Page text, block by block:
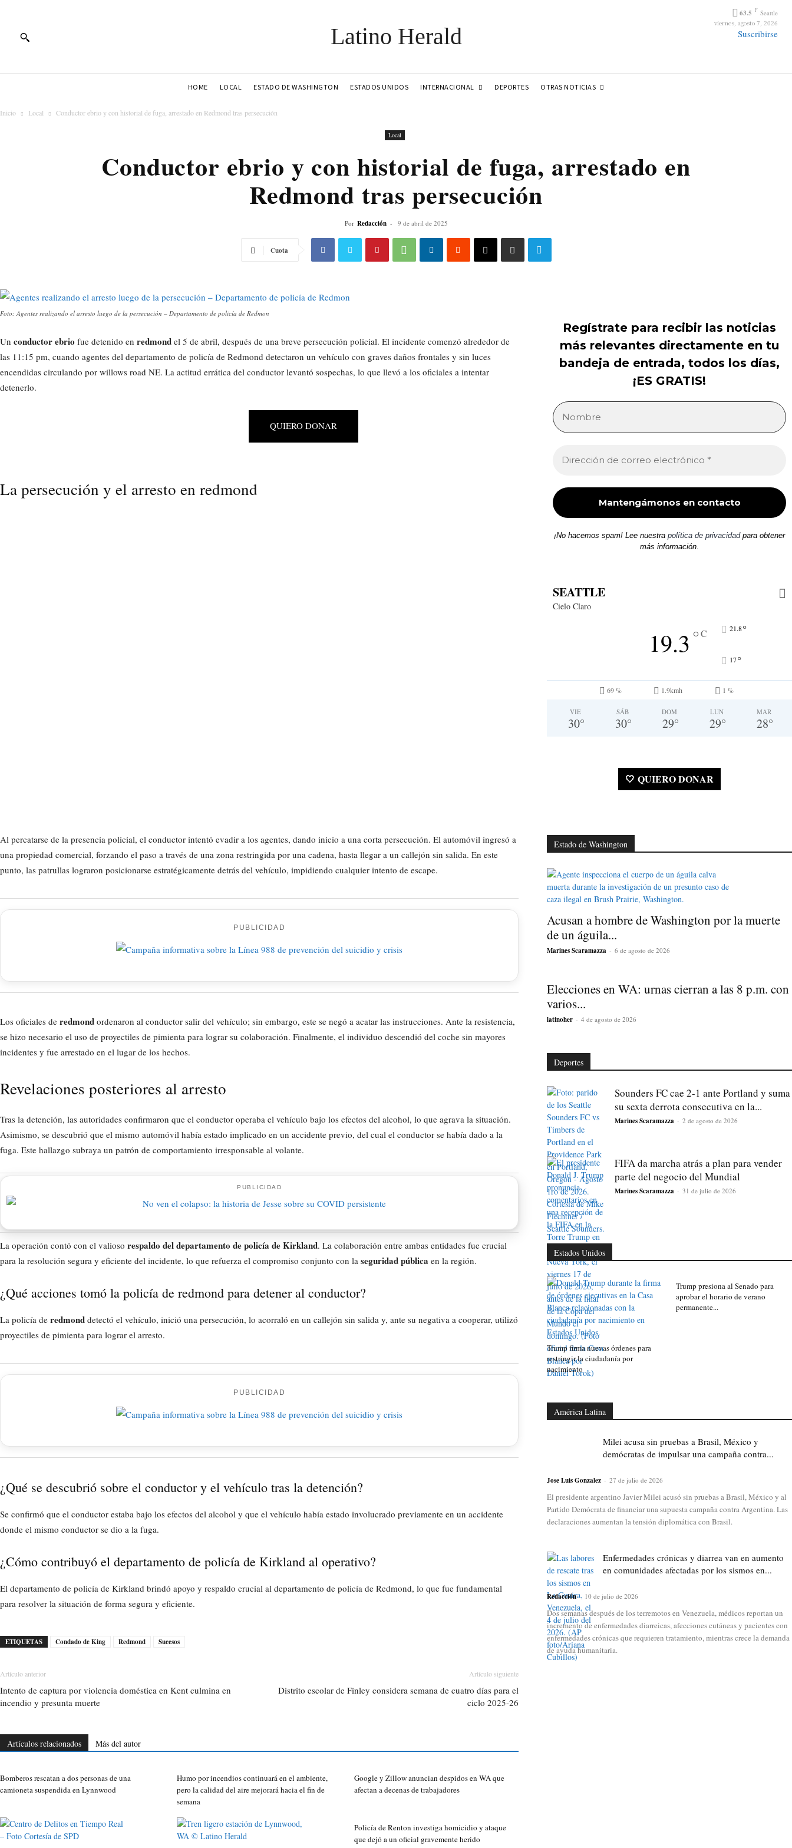
Latino Herald
63.5 F Seattle
viernes, agosto 7, 2026
Suscribirse
HOME LOCAL ESTADO DE WASHINGTON ESTADOS UNIDOS INTERNACIONAL DEPORTES OTRAS NOTICIAS
Inicio Local Conductor ebrio y con historial de fuga, arrestado en Redmond tras persecución
Local
Conductor ebrio y con historial de fuga, arrestado en
Redmond tras persecución
Por Redacción - 9 de abril de 2025
Cuota
Foto: Agentes realizando el arresto luego de la persecución – Departamento de policía de Redmon
Un conductor ebrio fue detenido en redmond el 5 de abril, después de una breve persecución policial. El incidente comenzó alrededor de
las 11:15 pm, cuando agentes del departamento de policía de Redmond detectaron un vehículo con graves daños frontales y sin luces
encendidas circulando por willows road NE. La actitud errática del conductor levantó sospechas, lo que llevó a los oficiales a intentar
detenerlo.
QUIERO DONAR
La persecución y el arresto en redmond
Al percatarse de la presencia policial, el conductor intentó evadir a los agentes, dando inicio a una corta persecución. El automóvil ingresó a
una propiedad comercial, forzando el paso a través de una zona restringida por una cadena, hasta llegar a un callejón sin salida. En este
punto, las patrullas lograron posicionarse estratégicamente detrás del vehículo, impidiendo cualquier intento de escape.
PUBLICIDAD
Los oficiales de redmond ordenaron al conductor salir del vehículo; sin embargo, este se negó a acatar las instrucciones. Ante la resistencia,
se hizo necesario el uso de proyectiles de pimienta para lograr su colaboración. Finalmente, el individuo descendió del coche sin mayores
incidentes y fue arrestado en el lugar de los hechos.
Revelaciones posteriores al arresto
Tras la detención, las autoridades confirmaron que el conductor operaba el vehículo bajo los efectos del alcohol, lo que agrava la situación.
Asimismo, se descubrió que el mismo automóvil había estado implicado en un accidente previo, del cual el conductor se había dado a la
fuga. Este hallazgo subraya un patrón de comportamiento irresponsable al volante.
PUBLICIDAD
La operación contó con el valioso respaldo del departamento de policía de Kirkland. La colaboración entre ambas entidades fue crucial
para la resolución segura y eficiente del incidente, lo que refuerza el compromiso conjunto con la seguridad pública en la región.
¿Qué acciones tomó la policía de redmond para detener al conductor?
La policía de redmond detectó el vehículo, inició una persecución, lo acorraló en un callejón sin salida y, ante su negativa a cooperar, utilizó
proyectiles de pimienta para lograr el arresto.
PUBLICIDAD
¿Qué se descubrió sobre el conductor y el vehículo tras la detención?
Se confirmó que el conductor estaba bajo los efectos del alcohol y que el vehículo había estado involucrado previamente en un accidente
donde el mismo conductor se dio a la fuga.
¿Cómo contribuyó el departamento de policía de Kirkland al operativo?
El departamento de policía de Kirkland brindó apoyo y respaldo crucial al departamento de policía de Redmond, lo que fue fundamental
para resolver la situación de forma segura y eficiente.
ETIQUETAS Condado de King Redmond Sucesos
Artículo anterior
Intento de captura por violencia doméstica en Kent culmina en
incendio y presunta muerte
Artículo siguiente
Distrito escolar de Finley considera semana de cuatro días para el
ciclo 2025-26
Artículos relacionados Más del autor
Bomberos rescatan a dos personas de una
camioneta suspendida en Lynnwood
Humo por incendios continuará en el ambiente,
pero la calidad del aire mejorará hacia el fin de
semana
Google y Zillow anuncian despidos en WA que
afectan a decenas de trabajadores
Policía de Renton investiga homicidio y ataque
que dejó a un oficial gravemente herido
Regístrate para recibir las noticias
más relevantes directamente en tu
bandeja de entrada, todos los días,
¡ES GRATIS!
¡No hacemos spam! Lee nuestra política de privacidadpara obtener
más información.
SEATTLE
Cielo Claro
19.3°C 21.8°
17°
69 % 1.9kmh 1 %
VIE
30°
SÁB
30°
DOM
29°
LUN
29°
MAR
28°
🤍 QUIERO DONAR
Estado de Washington
Acusan a hombre de Washington por la muerte
de un águila...
Marines Scaramazza - 6 de agosto de 2026
Elecciones en WA: urnas cierran a las 8 p.m. con
varios...
latinoher - 4 de agosto de 2026
Deportes
Sounders FC cae 2-1 ante Portland y suma
su sexta derrota consecutiva en la...
Marines Scaramazza - 2 de agosto de 2026
FIFA da marcha atrás a plan para vender
parte del negocio del Mundial
Marines Scaramazza - 31 de julio de 2026
Estados Unidos
Trump firma nuevas órdenes para
restringir la ciudadanía por
nacimiento
Trump presiona al Senado para
aprobar el horario de verano
permanente...
América Latina
Milei acusa sin pruebas a Brasil, México y
demócratas de impulsar una campaña contra...
Jose Luis Gonzalez - 27 de julio de 2026
El presidente argentino Javier Milei acusó sin pruebas a Brasil, México y al
Partido Demócrata de financiar una supuesta campaña contra Argentina. Las
declaraciones aumentan la tensión diplomática con Brasil.
Enfermedades crónicas y diarrea van en aumento
en comunidades afectadas por los sismos en...
Redacción - 10 de julio de 2026
Dos semanas después de los terremotos en Venezuela, médicos reportan un
incremento de enfermedades diarreicas, afecciones cutáneas y pacientes con
enfermedades crónicas que requieren tratamiento, mientras crece la demanda
de ayuda humanitaria.